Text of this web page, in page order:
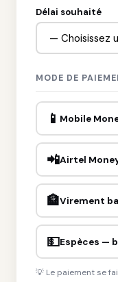
Délai souhaité
MODE DE
📱 Mobile
📲Airtel
🏦Virement
💵Espèces —
💡 Le paiement se